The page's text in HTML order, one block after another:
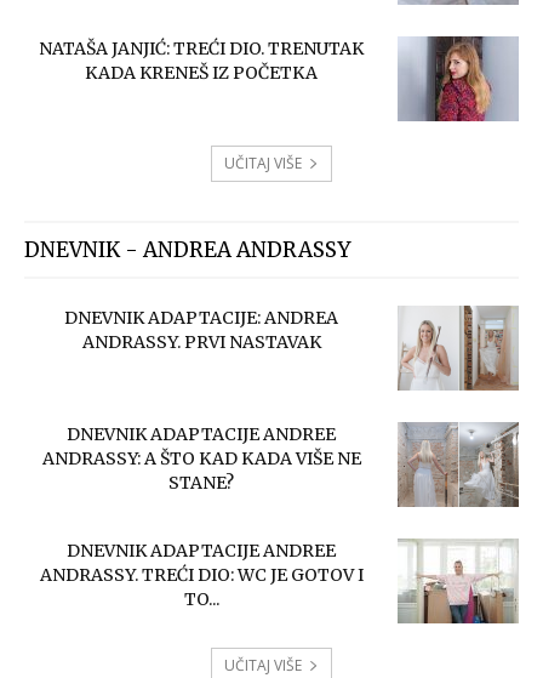
NATAŠA JANJIĆ: TREĆI DIO. TRENUTAK
KADA KRENEŠ IZ POČETKA
UČITAJ VIŠE
DNEVNIK - ANDREA ANDRASSY
DNEVNIK ADAPTACIJE: ANDREA
ANDRASSY. PRVI NASTAVAK
DNEVNIK ADAPTACIJE ANDREE
ANDRASSY: A ŠTO KAD KADA VIŠE NE
STANE?
DNEVNIK ADAPTACIJE ANDREE
ANDRASSY. TREĆI DIO: WC JE GOTOV I
TO...
UČITAJ VIŠE